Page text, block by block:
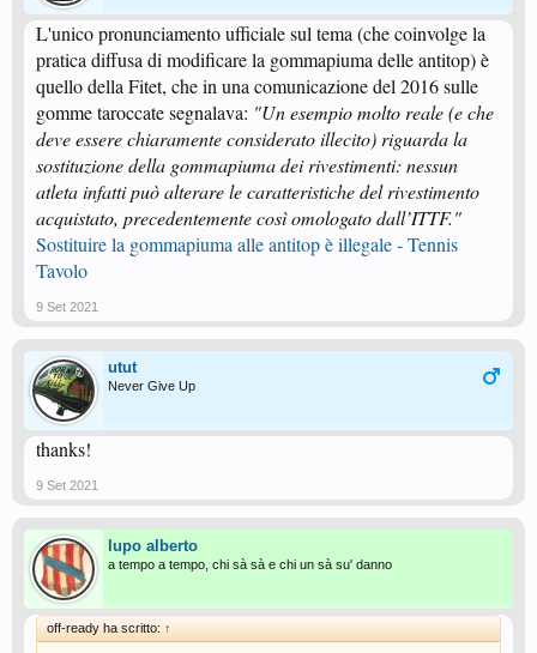
L'unico pronunciamento ufficiale sul tema (che coinvolge la
pratica diffusa di modificare la gommapiuma delle antitop) è
quello della Fitet, che in una comunicazione del 2016 sulle
gomme taroccate segnalava: "Un esempio molto reale (e che
deve essere chiaramente considerato illecito) riguarda la
sostituzione della gommapiuma dei rivestimenti: nessun
atleta infatti può alterare le caratteristiche del rivestimento
acquistato, precedentemente così omologato dall’ITTF."
Sostituire la gommapiuma alle antitop è illegale - Tennis
Tavolo
9 Set 2021
utut
Never Give Up
thanks!
9 Set 2021
lupo alberto
a tempo a tempo, chi sà sà e chi un sà su' danno
off-ready ha scritto: ↑